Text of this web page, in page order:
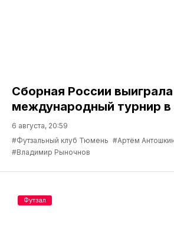
Сборная России выиграла
международный турнир в
6 августа, 20:59
#Футзальный клуб Тюмень #Артём Антошкин
#Владимир Рыночнов
Футзал